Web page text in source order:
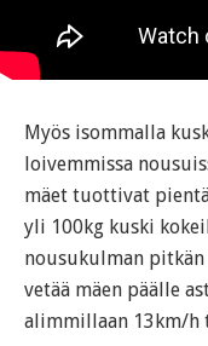
Myös isommalla
loivemmissa
mäet tuottivat
yli 100kg kuski
nousukulman
vetää mäen päälle
alimmillaan 13km/h